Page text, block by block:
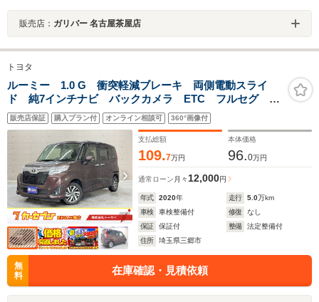
販売店： ガリバー 名古屋茶屋店
トヨタ
ルーミー 1.0 G 衝突軽減ブレーキ 両側電動スライ
ド 純7インチナビ バックカメラ ETC フルセグ ク
ルーズコントロール 純正アルミ スマートキー CD・
DVD再生可 Bluetooth接続可 LEDヘッドライト
販売店保証 購入プラン付 オンライン相談可 360°画像付
支払総額
109.7万円
本体価格
96.0万円
通常ローン 月々 12,000円
年式 2020年 走行 5.0万km
車検
車検整備付 修復
なし
保証
保証付 整備
法定整備付
住所
埼玉県三郷市
無
料
在庫確認・見積依頼